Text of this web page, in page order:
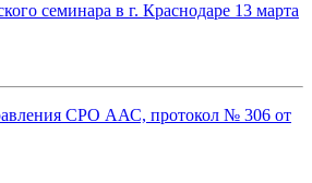
семинара в г. Краснодаре 13 марта
СРО ААС, протокол № 306 от